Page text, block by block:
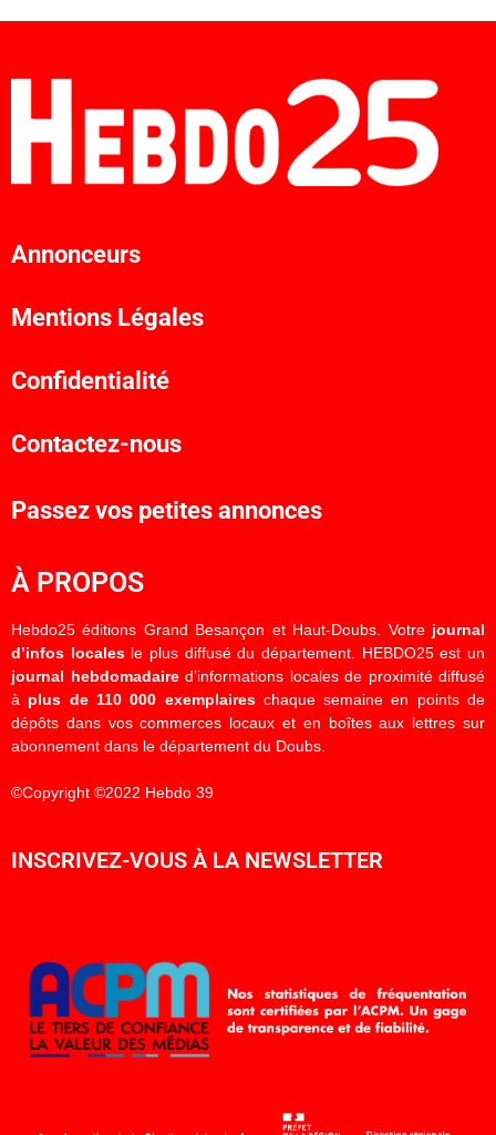
Annonceurs
Mentions Légales
Confidentialité
Contactez-nous
Passez vos petites annonces
À PROPOS
Hebdo25 éditions Grand Besançon et Haut-Doubs. Votre journal
d’infos localesle plus diffusé du département. HEBDO25 est un
journal hebdomadaired’informations locales de proximité diffusé
à plus de 110 000 exemplaireschaque semaine en points de
dépôts dans vos commerces locaux et en boîtes aux lettres sur
abonnement dans le département du Doubs.
©Copyright ©2022 Hebdo 39
INSCRIVEZ-VOUS À LA NEWSLETTER